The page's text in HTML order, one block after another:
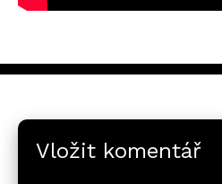
Vložit komentář